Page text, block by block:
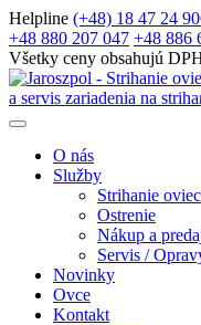
Helpline (+48) 18 47 24
+48 880 207 047 +48 886
Všetky ceny obsahujú
O nás
Služby
Strihanie oviec
Ostrenie
Nákup a
Servis /
Novinky
Ovce
Kontakt